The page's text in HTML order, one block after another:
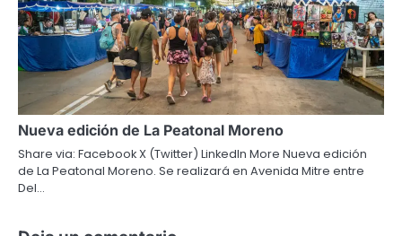
Nueva edición de La Peatonal Moreno
Share via: Facebook X (Twitter) LinkedIn More Nueva edición
de La Peatonal Moreno. Se realizará en Avenida Mitre entre
Del…